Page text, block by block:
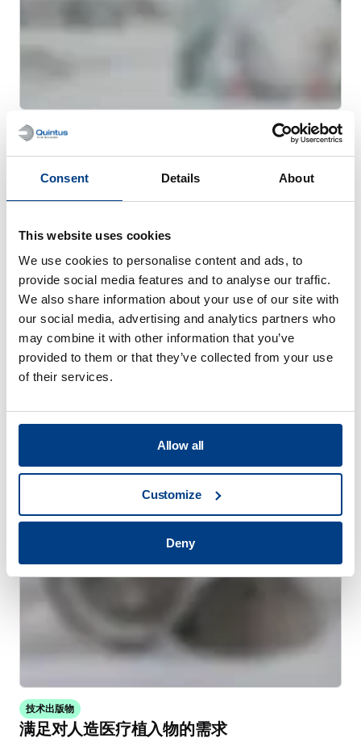
Consent Details About
This website uses cookies
We use cookies to personalise content and ads, to
provide social media features and to analyse our traffic.
We also share information about your use of our site with
our social media, advertising and analytics partners who
may combine it with other information that you’ve
provided to them or that they’ve collected from your use
of their services.
Allow all
Customize
Deny
网络研讨会
用于金属 AM 的热等静压工艺 (HIP)
通过高压热处理（HPHT™）减少热处理变形
技术出版物
满足对人造医疗植入物的需求